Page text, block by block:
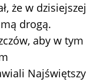
że w dzisiejszej
drogą.
aby w tym
Najświętszy